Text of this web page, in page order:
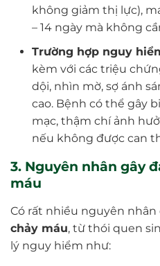
không giảm thị lực),
– 14 ngày mà không
Trường hợp nguy
kèm với các triệu
dội, nhìn mờ, sợ ánh
cao. Bệnh có thể gây
mạc, thậm chí ảnh
nếu không được can
3. Nguyên nhân gây
máu
Có rất nhiều nguyên nhân
chảy máu, từ thói quen
lý nguy hiểm như: